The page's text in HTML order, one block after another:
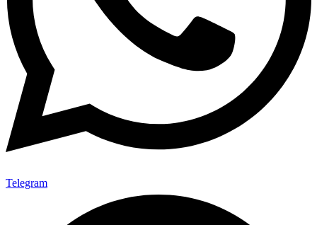
Telegram